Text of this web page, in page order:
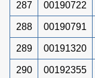
287 00190722
288 00190791
289 00191320
290 00192355